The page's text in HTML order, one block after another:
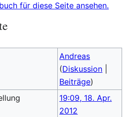
für diese Seite ansehen.
Andreas
(Diskussion
Beiträge)
19:09, 18. Apr.
2012